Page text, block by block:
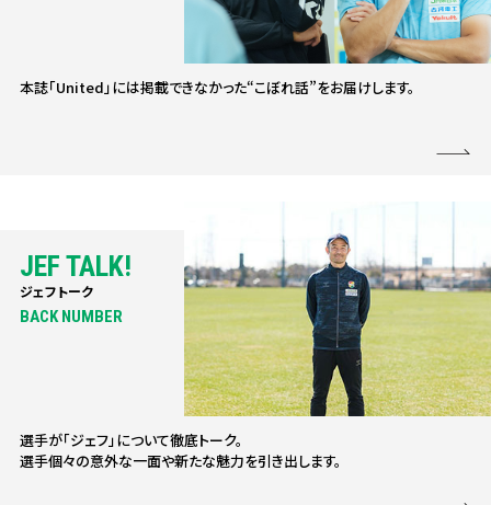
本誌「United」には掲載できなかった“こぼれ話”をお届けします。
JEF TALK!
ジェフトーク
BACK NUMBER
選手が「ジェフ」について徹底トーク。
選手個々の意外な一面や新たな魅力を引き出します。